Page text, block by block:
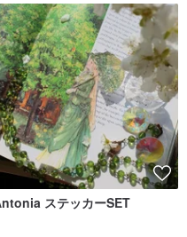
ステッカーSET